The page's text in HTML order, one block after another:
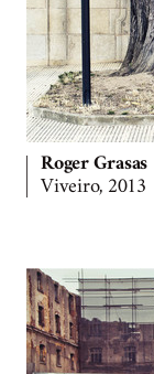
Roger Grasas
Viveiro, 2013